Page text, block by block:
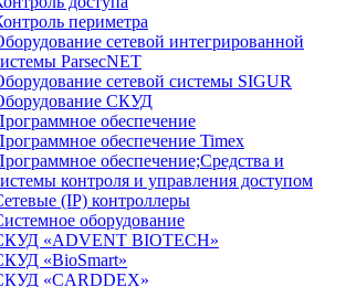
периметра
сетевой интегрированной
ParsecNET
сетевой системы SIGUR
СКУД
обеспечение
обеспечение Timex
обеспечение;Средства и
контроля и управления доступом
(IP) контроллеры
оборудование
«ADVENT BIOTECH»
«BioSmart»
«CARDDEX»